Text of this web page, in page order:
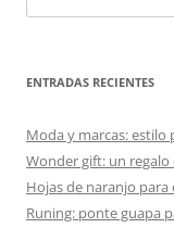
ENTRADAS RECIENTES
Moda y marcas: estilo
Wonder gift: un regalo
Hojas de naranjo para
Runing: ponte guapa